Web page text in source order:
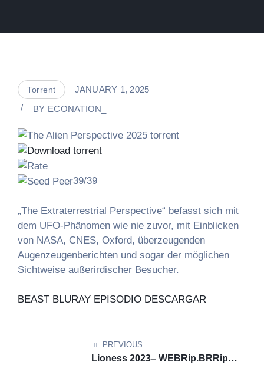
Torrent
JANUARY 1, 2025
BY ECONATION_
39/39
„The Extraterrestrial Perspective“ befasst sich mit
dem UFO-Phänomen wie nie zuvor, mit Einblicken
von NASA, CNES, Oxford, überzeugenden
Augenzeugenberichten und sogar der möglichen
Sichtweise außerirdischer Besucher.
BEAST BLURAY EPISODIO DESCARGAR
navigation
PREVIOUS
Lioness 2023– WEBRip.BRRip